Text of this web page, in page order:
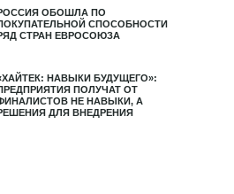
ОБОШЛА ПО
СПОСОБНОСТИ
СТРАН ЕВРОСОЮЗА
НАВЫКИ БУДУЩЕГО»:
ПОЛУЧАТ ОТ
НЕ НАВЫКИ, А
ДЛЯ ВНЕДРЕНИЯ